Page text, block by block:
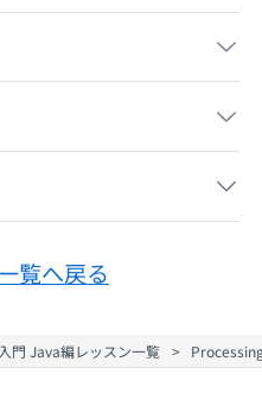
覧へ戻る
門 Java編レッスン一覧